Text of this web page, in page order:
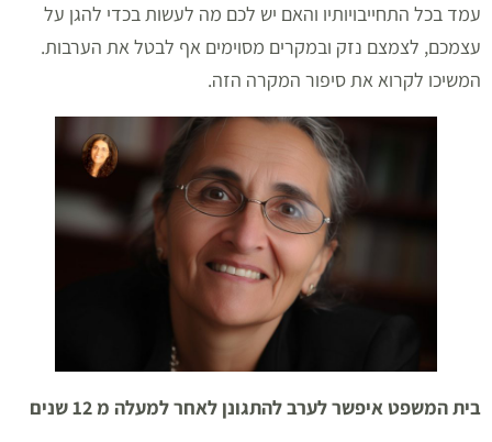
עמד בכל התחייבויותיו והאם יש לכם מה לעשות בכדי להגן על
עצמכם, לצמצם נזק ובמקרים מסוימים אף לבטל את הערבות.
המשיכו לקרוא את סיפור המקרה הזה.
בית המשפט איפשר לערב להתגונן לאחר למעלה מ 12 שנים